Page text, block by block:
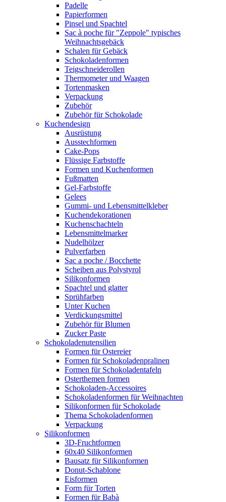
Padelle
Papierformen
Pinsel und Spachtel
Sac à poche für "Zeppole" typisches
Weihnachtsgebäck
Schalen für Gebäck
Schokoladenformen
Teigschneiderollen
Thermometer und Waagen
Tortenmasken
Verpackung
Zubehör
Zubehör für Schokolade
Kuchendesign
Ausrüstung
Ausstechformen
Cake-Pops
Flüssige Farbstoffe
Formen und Kuchenformen
Fußmatten
Gel-Farbstoffe
Gelees
Gummi- und Lebensmittelkleber
Kuchendekorationen
Kuchenschachteln
Lebensmittelmarker
Nudelhölzer
Pulverfarben
Sac a poche / Bocchette
Scheiben aus Polystyrol
Silikonformen
Spachtel und glatter
Sprühfarben
Unter Kuchen
Verdickungsmittel
Zubehör für Blumen
Zucker Paste
Schokoladenutensilien
Formen für Ostereier
Formen für Schokoladenpralinen
Formen für Schokoladentafeln
Osterthemen formen
Schokoladen-Accessoires
Schokoladenformen für Weihnachten
Silikonformen für Schokolade
Thema Schokoladenformen
Verpackung
Silikonformen
3D-Fruchtformen
60x40 Silikonformen
Bausatz für Silikonformen
Donut-Schablone
Eisformen
Form für Torten
Formen für Babà